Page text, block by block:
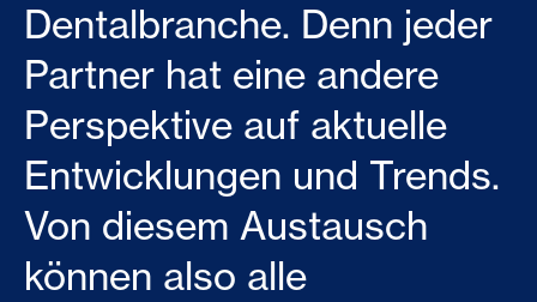
Dentalbranche. Denn jeder
Partner hat eine andere
Perspektive auf aktuelle
Entwicklungen und Trends.
Von diesem Austausch
können also alle